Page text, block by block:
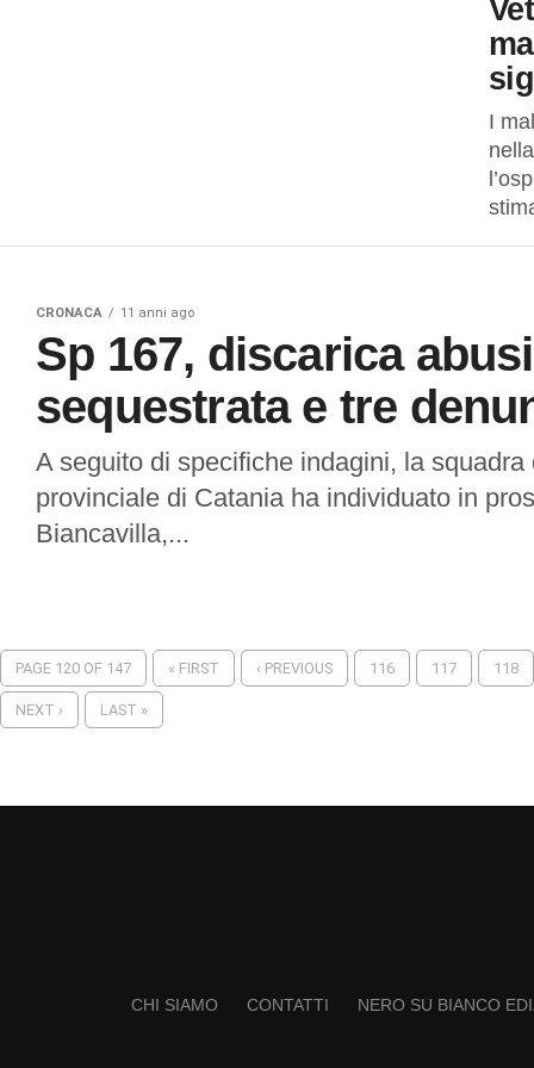
I
CRONACA 11 anni ago
Sp 167, discarica
sequestrata e tre
A seguito di specifiche indagini, la
provinciale di Catania ha individuato in
Biancavilla,...
PAGE 120 OF 147 « FIRST ‹ PREVIOUS 116 117 118
NEXT › LAST »
CHI SIAMO CONTATTI NERO SU BIANCO